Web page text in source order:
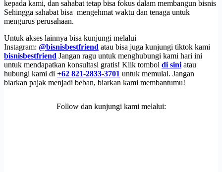
kepada kami, dan sahabat tetap bisa fokus dalam membangun bisnis
Sehingga sahabat bisa mengehmat waktu dan tenaga untuk
mengurus perusahaan.
Untuk akses lainnya bisa kunjungi melalui
Instagram: @bisnisbestfriend atau bisa juga kunjungi tiktok kami
bisnisbestfriend Jangan ragu untuk menghubungi kami hari ini
untuk mendapatkan konsultasi gratis! Klik tombol di sini atau
hubungi kami di +62 821-2833-3701 untuk memulai. Jangan
biarkan pajak menjadi beban, biarkan kami membantumu!
Follow dan kunjungi kami melalui: